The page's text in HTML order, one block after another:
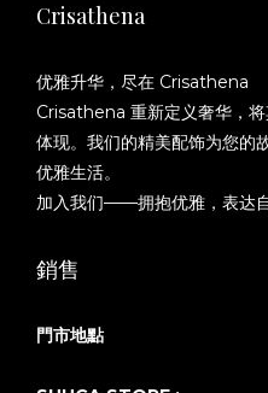
Crisathena
优雅升华，尽在 Crisathena
Crisathena 重新定义奢华，
体现。我们的精美配饰为您的
优雅生活。
加入我们——拥抱优雅，表达自
銷售
門市地點